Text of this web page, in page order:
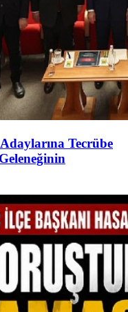
Tecrübe